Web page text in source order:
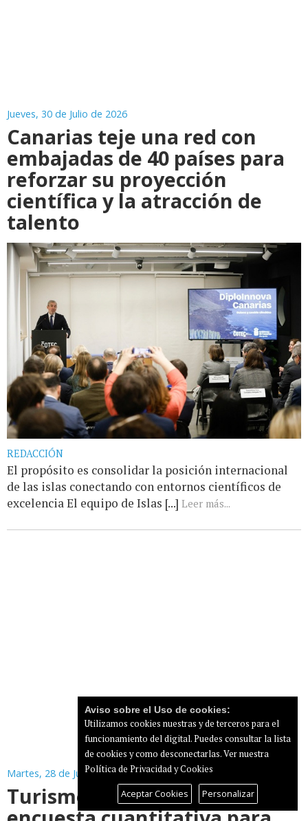
Jueves, 30 de Julio de 2026
Canarias teje una red con
embajadas de 40 países para
reforzar su proyección
científica y la atracción de
talento
REDACCIÓN
El propósito es consolidar la posición internacional
de las islas conectando con entornos científicos de
excelencia El equipo de Islas [...] Leer más...
Martes, 28 de Julio de 2026
Turismo impulsa una
Aviso sobre el Uso de cookies:
Utilizamos cookies nuestras y de terceros para el
funcionamiento del digital. Puedes consultar la lista
de cookies y como desconectarlas.Ver nuestra
Política de Privacidad y Cookies
Aceptar Cookies Personalizar